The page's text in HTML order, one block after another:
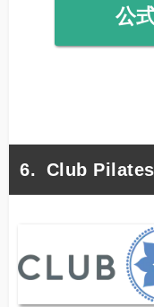
公
Club